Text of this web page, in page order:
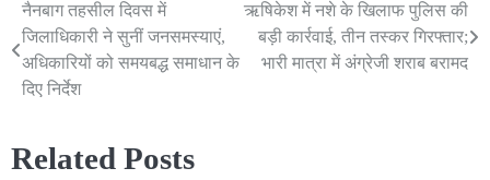
Post
navigation
नैनबाग तहसील दिवस में
जिलाधिकारी ने सुनीं जनसमस्याएं,
अधिकारियों को समयबद्ध समाधान के
दिए निर्देश
ऋषिकेश में नशे के खिलाफ पुलिस की
बड़ी कार्रवाई, तीन तस्कर गिरफ्तार;
भारी मात्रा में अंग्रेजी शराब बरामद
Related Posts